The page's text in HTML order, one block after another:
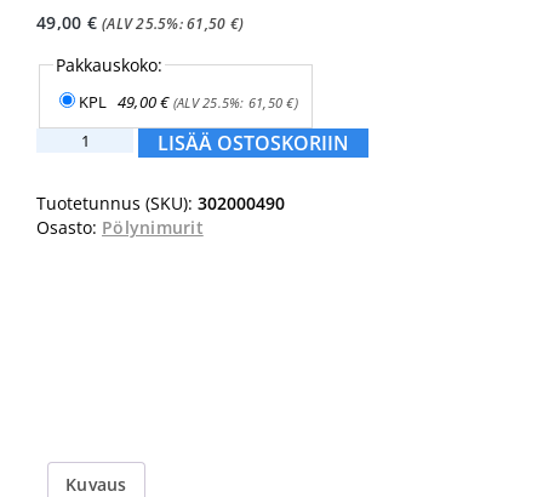
49,00 € (ALV 25.5%:61,50 €)
Pakkauskoko:
KPL 49,00€(ALV 25.5%: 61,50€)
Nilfisk
luokka
(Aero
LISÄÄ OSTOSKORIIN
Tuotetunnus (SKU): 302000490
Osasto: Pölynimurit
Kuvaus